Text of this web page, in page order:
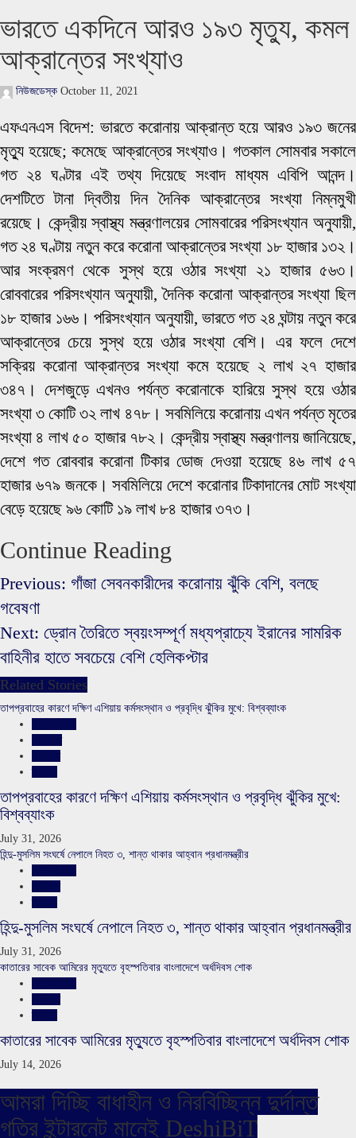
ভারতে একদিনে আরও ১৯৩ মৃত্যু, কমল
আক্রান্তের সংখ্যাও
নিউজডেস্ক October 11, 2021
এফএনএস বিদেশ: ভারতে করোনায় আক্রান্ত হয়ে আরও ১৯৩ জনের
মৃত্যু হয়েছে; কমেছে আক্রান্তের সংখ্যাও। গতকাল সোমবার সকালে
গত ২৪ ঘণ্টার এই তথ্য দিয়েছে সংবাদ মাধ্যম এবিপি আনন্দ।
দেশটিতে টানা দ্বিতীয় দিন দৈনিক আক্রান্তের সংখ্যা নিম্নমুখী
রয়েছে। কেন্দ্রীয় স্বাস্থ্য মন্ত্রণালয়ের সোমবারের পরিসংখ্যান অনুযায়ী,
গত ২৪ ঘণ্টায় নতুন করে করোনা আক্রান্তের সংখ্যা ১৮ হাজার ১৩২।
আর সংক্রমণ থেকে সুস্থ হয়ে ওঠার সংখ্যা ২১ হাজার ৫৬৩।
রোববারের পরিসংখ্যান অনুযায়ী, দৈনিক করোনা আক্রান্তর সংখ্যা ছিল
১৮ হাজার ১৬৬। পরিসংখ্যান অনুযায়ী, ভারতে গত ২৪ ঘন্টায় নতুন করে
আক্রান্তের চেয়ে সুস্থ হয়ে ওঠার সংখ্যা বেশি। এর ফলে দেশে
সক্রিয় করোনা আক্রান্তর সংখ্যা কমে হয়েছে ২ লাখ ২৭ হাজার
৩৪৭। দেশজুড়ে এখনও পর্যন্ত করোনাকে হারিয়ে সুস্থ হয়ে ওঠার
সংখ্যা ৩ কোটি ৩২ লাখ ৪৭৮। সবমিলিয়ে করোনায় এখন পর্যন্ত মৃতের
সংখ্যা ৪ লাখ ৫০ হাজার ৭৮২। কেন্দ্রীয় স্বাস্থ্য মন্ত্রণালয় জানিয়েছে,
দেশে গত রোববার করোনা টিকার ডোজ দেওয়া হয়েছে ৪৬ লাখ ৫৭
হাজার ৬৭৯ জনকে। সবমিলিয়ে দেশে করোনার টিকাদানের মোট সংখ্যা
বেড়ে হয়েছে ৯৬ কোটি ১৯ লাখ ৮৪ হাজার ৩৭৩।
Continue Reading
Previous: গাঁজা সেবনকারীদের করোনায় ঝুঁকি বেশি, বলছে
গবেষণা
Next: ড্রোন তৈরিতে স্বয়ংসম্পূর্ণ মধ্যপ্রাচ্যে ইরানের সামরিক
বাহিনীর হাতে সবচেয়ে বেশি হেলিকপ্টার
Related Stories
তাপপ্রবাহের কারণে দক্ষিণ এশিয়ায় কর্মসংস্থান ও প্রবৃদ্ধি ঝুঁকির মুখে: বিশ্বব্যাংক
তাপপ্রবাহের কারণে দক্ষিণ এশিয়ায় কর্মসংস্থান ও প্রবৃদ্ধি ঝুঁকির মুখে:
বিশ্বব্যাংক
July 31, 2026
হিন্দু-মুসলিম সংঘর্ষে নেপালে নিহত ৩, শান্ত থাকার আহ্বান প্রধানমন্ত্রীর
হিন্দু-মুসলিম সংঘর্ষে নেপালে নিহত ৩, শান্ত থাকার আহ্বান প্রধানমন্ত্রীর
July 31, 2026
কাতারের সাবেক আমিরের মৃত্যুতে বৃহস্পতিবার বাংলাদেশে অর্ধদিবস শোক
কাতারের সাবেক আমিরের মৃত্যুতে বৃহস্পতিবার বাংলাদেশে অর্ধদিবস শোক
July 14, 2026
আমরা দিচ্ছি বাধাহীন ও নিরবিচ্ছিন্ন দুর্দান্ত
গতির ইন্টারনেট মানেই DeshiBiT